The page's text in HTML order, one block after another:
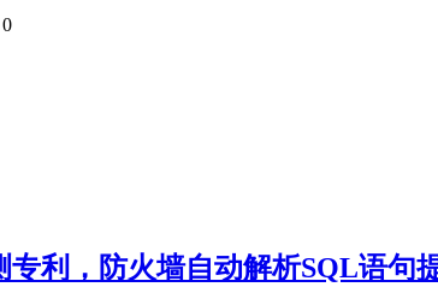
0
利，防火墙自动解析SQL语句